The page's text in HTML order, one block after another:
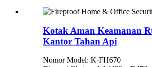
Kotak Aman Keamanan
Kantor Tahan Api
Nomor Model: K-FH670